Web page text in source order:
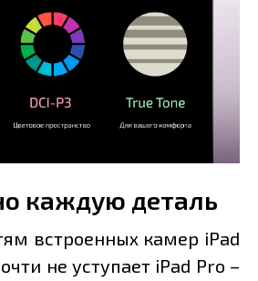
каждую деталь
встроенных камер iPad
не уступает iPad Pro –